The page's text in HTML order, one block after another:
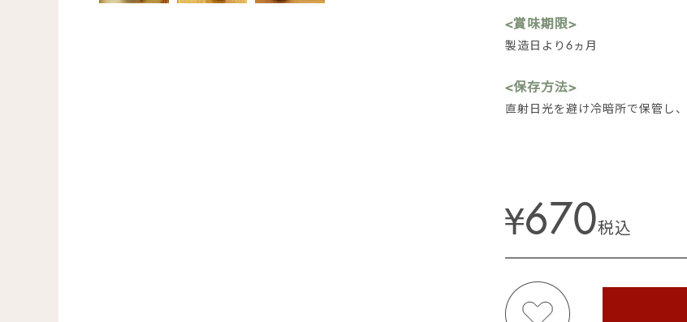
<賞味期限>
製造日より6ヵ月
<保存方法>
直射日光を避け冷暗所で保管し
¥670税込